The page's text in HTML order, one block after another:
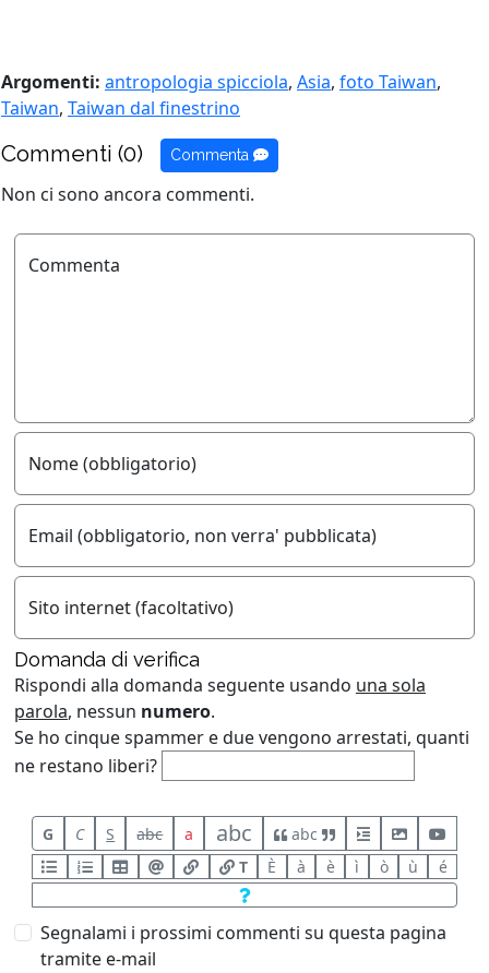
Argomenti: antropologia spicciola, Asia, foto Taiwan,
Taiwan, Taiwan dal finestrino
Commenti (0) Commenta
Non ci sono ancora commenti.
Commenta
Nome (obbligatorio)
Email (obbligatorio, non verra' pubblicata)
Sito internet (facoltativo)
Domanda di verifica
Rispondi alla domanda seguente usando una sola
parola, nessun numero.
Se ho cinque spammer e due vengono arrestati, quanti
ne restano liberi?
G C S abc a abc
abc
T
È à è ì ò ù é
Segnalami i prossimi commenti su questa pagina
tramite e-mail